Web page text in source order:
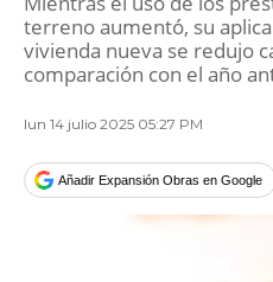
terreno aumentó, su
vivienda nueva se redujo
comparación con el año
lun 14 julio 2025 05:27 PM
Añadir Expansión Obras en Google